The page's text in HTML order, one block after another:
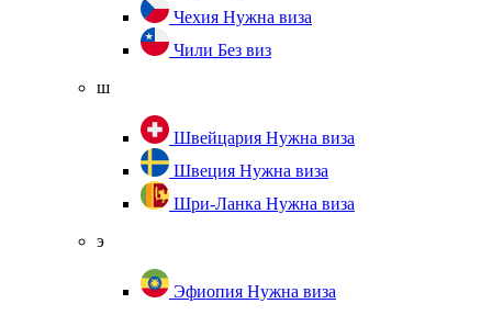
Чехия Нужна виза
Чили Без виз
ш
Швейцария Нужна виза
Швеция Нужна виза
Шри-Ланка Нужна виза
э
Эфиопия Нужна виза